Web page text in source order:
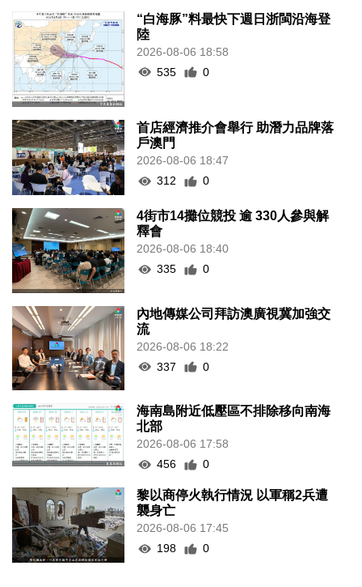
“白海豚”料最快下週日浙閩沿海登
陸
2026-08-06 18:58
535
0
首店經濟推介會舉行 助潛力品牌落
戶澳門
2026-08-06 18:47
312
0
4街市14攤位競投 逾 330人參與解
釋會
2026-08-06 18:40
335
0
內地傳媒公司拜訪澳廣視冀加強交
流
2026-08-06 18:22
337
0
海南島附近低壓區不排除移向南海
北部
2026-08-06 17:58
456
0
黎以商停火執行情況 以軍稱2兵遭
襲身亡
2026-08-06 17:45
198
0